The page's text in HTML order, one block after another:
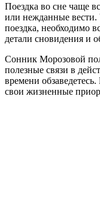
Поездка во сне чаще
или нежданные вести.
поездка, необходимо
детали сновидения и
Сонник Морозовой
полезные связи в
времени
свои жизненные